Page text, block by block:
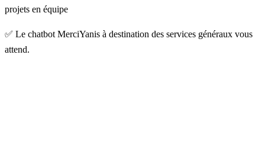
projets en équipe
✅ Le chatbot MerciYanis à destination des services généraux vous
attend.